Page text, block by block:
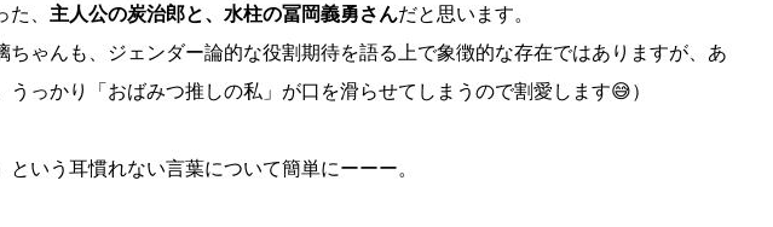
、 主人公の炭治郎と、水柱の冨岡義勇さんだと思います。
ちゃんも、ジェンダー論的な役割期待を語る上で象徴的な存在ではありますが、あ
うっかり「おばみつ推しの私」が口を滑らせてしまうので割愛します😅）
という耳慣れない言葉について簡単にーーー。